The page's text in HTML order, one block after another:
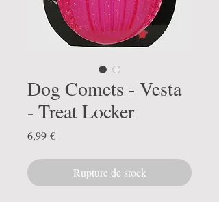
Dog Comets - Vesta
- Treat Locker
6,99 €Prix
Rupture de stock